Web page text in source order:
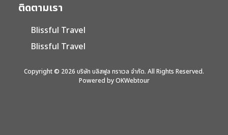
ติดตามเรา
Blissful Travel
Blissful Travel
Copyright © 2026 บริษัท บลิสฟูล ทราเวล จำกัด. All Rights Reserved.
Powered by OKWebtour